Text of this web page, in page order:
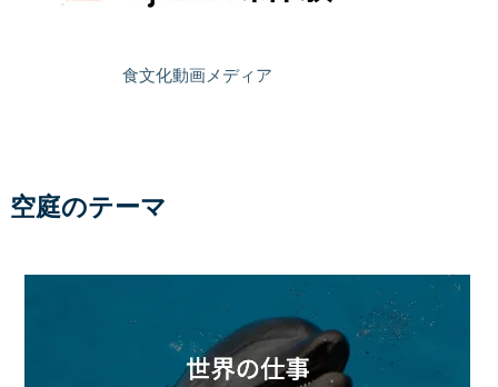
食文化動画メディア
空庭のテーマ